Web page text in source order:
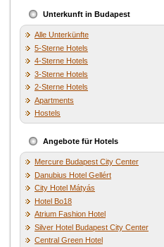
Unterkunft in Budapest
Alle Unterkünfte
5-Sterne Hotels
4-Sterne Hotels
3-Sterne Hotels
2-Sterne Hotels
Apartments
Hostels
Angebote für Hotels
Mercure Budapest City Center
Danubius Hotel Gellért
City Hotel Mátyás
Hotel Bo18
Atrium Fashion Hotel
Silver Hotel Budapest City Center
Central Green Hotel